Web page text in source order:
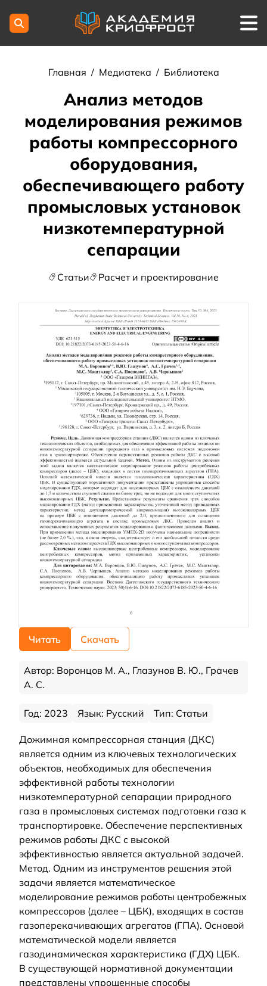
Главная / Медиатека / Библиотека
Анализ методов
моделирования режимов
работы компрессорного
оборудования,
обеспечивающего работу
промысловых установок
низкотемпературной
сепарации
Статьи Расчет и проектирование
Читать Скачать
Автор: Воронцов М. А., Глазунов В. Ю., Грачев
А. С.
Год: 2023 Язык: Русский Тип: Статьи
Дожимная компрессорная станция (ДКС)
является одним из ключевых технологических
объектов, необходимых для обеспечения
эффективной работы технологии
низкотемпературной сепарации природного
газа в промысловых системах подготовки газа к
транспортировке. Обеспечение перспективных
режимов работы ДКС с высокой
эффективностью является актуальной задачей.
Метод. Одним из инструментов решения этой
задачи является математическое
моделирование режимов работы центробежных
компрессоров (далее – ЦБК), входящих в состав
газоперекачивающих агрегатов (ГПА). Основой
математической модели является
газодинамическая характеристика (ГДХ) ЦБК.
В существующей нормативной документации
представлены упрощенные способы